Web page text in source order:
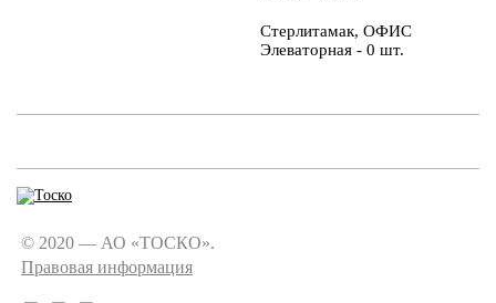
Стерлитамак, ОФИС
Элеваторная - 0 шт.
© 2020 — АО «ТОСКО».
Правовая информация